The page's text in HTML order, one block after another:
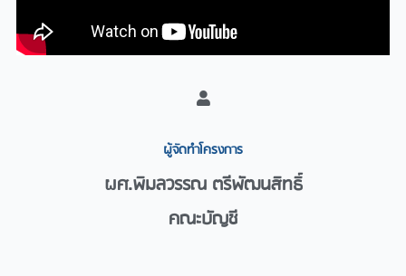
ผู้จัดทำโครงการ​
ผศ.พิมลวรรณ ตรีพัฒนสิทธิ์
คณะบัญชี